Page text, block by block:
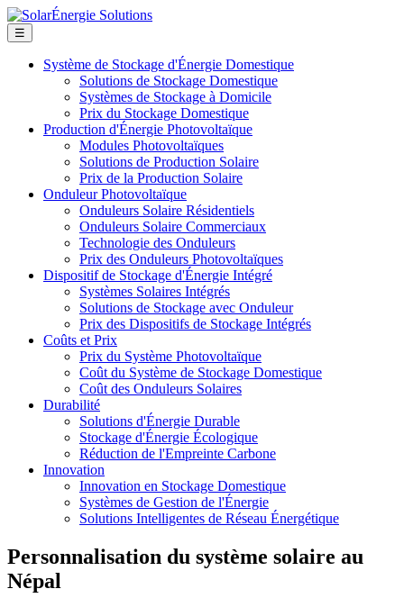
☰
Système de Stockage d'Énergie Domestique
Solutions de Stockage Domestique
Systèmes de Stockage à Domicile
Prix du Stockage Domestique
Production d'Énergie Photovoltaïque
Modules Photovoltaïques
Solutions de Production Solaire
Prix de la Production Solaire
Onduleur Photovoltaïque
Onduleurs Solaire Résidentiels
Onduleurs Solaire Commerciaux
Technologie des Onduleurs
Prix des Onduleurs Photovoltaïques
Dispositif de Stockage d'Énergie Intégré
Systèmes Solaires Intégrés
Solutions de Stockage avec Onduleur
Prix des Dispositifs de Stockage Intégrés
Coûts et Prix
Prix du Système Photovoltaïque
Coût du Système de Stockage Domestique
Coût des Onduleurs Solaires
Durabilité
Solutions d'Énergie Durable
Stockage d'Énergie Écologique
Réduction de l'Empreinte Carbone
Innovation
Innovation en Stockage Domestique
Systèmes de Gestion de l'Énergie
Solutions Intelligentes de Réseau Énergétique
Personnalisation du système solaire au
Népal